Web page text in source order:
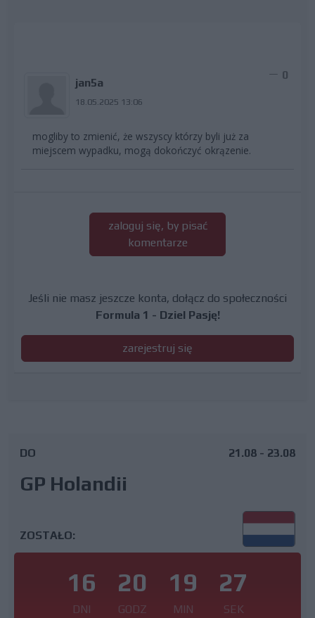
jan5a
18.05.2025 13:06
0
mogliby to zmienić, że wszyscy którzy byli już za
miejscem wypadku, mogą dokończyć okrązenie.
zaloguj się, by pisać
komentarze
Jeśli nie masz jeszcze konta, dołącz do społeczności
Formula 1 - Dziel Pasję!
zarejestruj się
DO
GP Holandii
21.08 - 23.08
ZOSTAŁO:
16
DNI
20
GODZ
19
MIN
26
SEK